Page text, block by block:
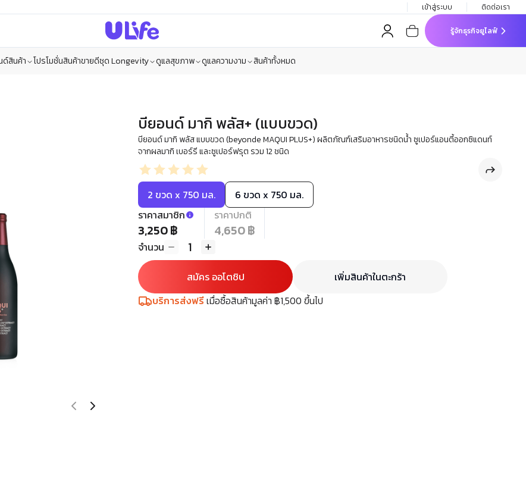
เข้าสู่ระบบ ติดต่อเรา
รู้จักธุรกิจยูไลฟ์
ด์สินค้า โปรโมชั่นสินค้าขายดีชุด Longevity ดูแลสุขภาพ ดูแลความงาม สินค้าทั้งหมด
บียอนด์ มากิ พลัส+ (แบบขวด)
บียอนด์ มากิ พลัส แบบขวด (beyonde MAQUI PLUS+) ผลิตภัณฑ์เสริมอาหารชนิดน้ำ ซูเปอร์แอนตี้ออกซิแดนท์
จากผลมากิ เบอร์รี และซูเปอร์ฟรุต รวม 12 ชนิด
2 ขวด x 750 มล.
6 ขวด x 750 มล.
ราคาสมาชิก
3,250 ฿
ราคาปกติ
4,650 ฿
จำนวน 1
สมัคร ออโตชิป
เพิ่มสินค้าในตะกร้า
บริการส่งฟรีเมื่อซื้อสินค้ามูลค่า ฿1,500 ขึ้นไป